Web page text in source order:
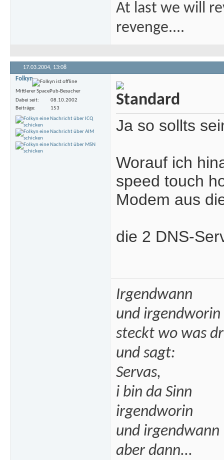
At last we will
revenge....
17.03.2004, 13:08
Folkyn
Mittlerer SpacePub-Besucher
Dabei seit
08.10.2002
Beiträge
153
Ja so sollts
Worauf ich
speed touch
Modem aus
die 2 DNS-
Irgendwann
und irgendworin
steckt wo was
und sagt:
Servas,
i bin da Sinn
irgendworin
und irgendwann
aber dann...